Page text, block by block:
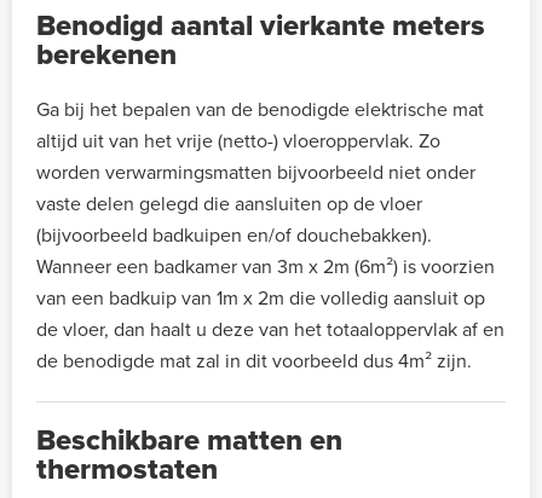
Benodigd aantal vierkante meters
berekenen
Ga bij het bepalen van de benodigde elektrische mat
altijd uit van het vrije (netto-) vloeroppervlak. Zo
worden verwarmingsmatten bijvoorbeeld niet onder
vaste delen gelegd die aansluiten op de vloer
(bijvoorbeeld badkuipen en/of douchebakken).
Wanneer een badkamer van 3m x 2m (6m²) is voorzien
van een badkuip van 1m x 2m die volledig aansluit op
de vloer, dan haalt u deze van het totaaloppervlak af en
de benodigde mat zal in dit voorbeeld dus 4m² zijn.
Beschikbare matten en
thermostaten